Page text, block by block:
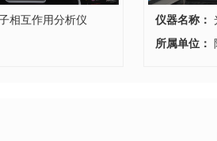
相互作用分析仪
仪器名称：
所属单位：